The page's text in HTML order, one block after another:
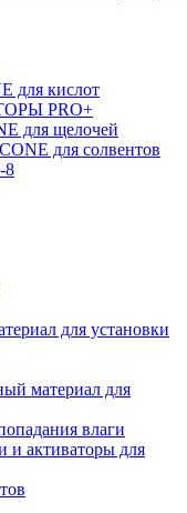
для кислот
PRO+
для щелочей
для солвентов
8
для установки
материал для
влаги
и активаторы для